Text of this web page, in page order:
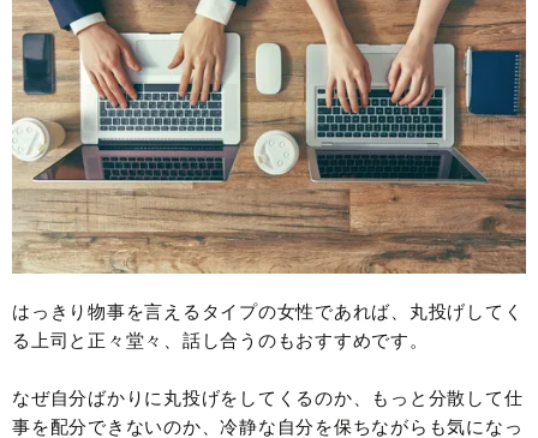
はっきり物事を言えるタイプの女性であれば、丸投げしてく
る上司と正々堂々、話し合うのもおすすめです。
なぜ自分ばかりに丸投げをしてくるのか、もっと分散して仕
事を配分できないのか、冷静な自分を保ちながらも気になっ